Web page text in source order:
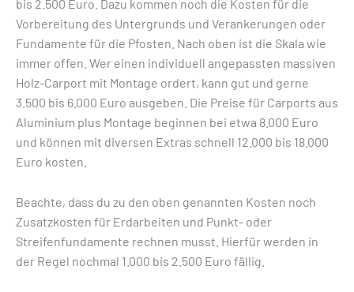
bis 2.500 Euro. Dazu kommen noch die Kosten für die
Vorbereitung des Untergrunds und Verankerungen oder
Fundamente für die Pfosten. Nach oben ist die Skala wie
immer offen. Wer einen individuell angepassten massiven
Holz-Carport mit Montage ordert, kann gut und gerne
3.500 bis 6.000 Euro ausgeben. Die Preise für Carports aus
Aluminium plus Montage beginnen bei etwa 8.000 Euro
und können mit diversen Extras schnell 12.000 bis 18.000
Euro kosten.
Beachte, dass du zu den oben genannten Kosten noch
Zusatzkosten für Erdarbeiten und Punkt- oder
Streifenfundamente rechnen musst. Hierfür werden in
der Regel nochmal 1.000 bis 2.500 Euro fällig.